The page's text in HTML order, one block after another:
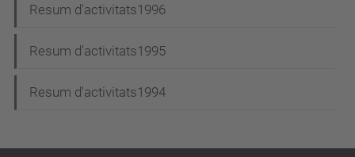
Resum d'activitats1996
Resum d'activitats1995
Resum d'activitats1994